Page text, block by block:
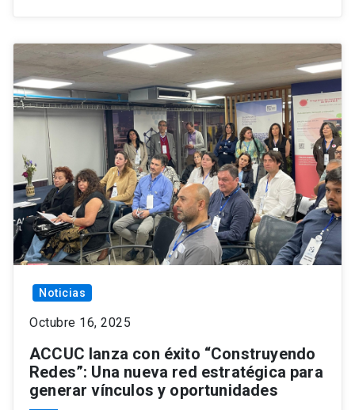
Noticias
Octubre 16, 2025
ACCUC lanza con éxito “Construyendo
Redes”: Una nueva red estratégica para
generar vínculos y oportunidades